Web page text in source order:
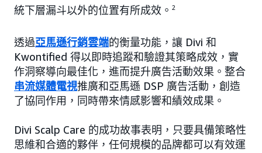
統下層漏斗以外的位置有所成效。 2
透過亞馬遜行銷雲端的衡量功能，讓 Divi 和
Kwontified 得以即時追蹤和驗證其策略成效，實
作洞察導向最佳化，進而提升廣告活動效果。整合
串流媒體電視推廣和亞馬遜 DSP 廣告活動，創造
了協同作用，同時帶來情感影響和績效成果。
Divi Scalp Care 的成功故事表明，只要具備策略性
思維和合適的夥伴，任何規模的品牌都可以有效運